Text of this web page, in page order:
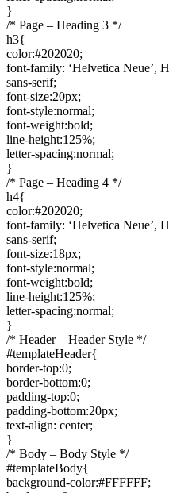
}
/* Page – Heading 3 */
h3{
color:#202020;
font-family: ‘Helvetica Neue’,
sans-serif;
font-size:20px;
font-style:normal;
font-weight:bold;
line-height:125%;
letter-spacing:normal;
}
/* Page – Heading 4 */
h4{
color:#202020;
font-family: ‘Helvetica Neue’,
sans-serif;
font-size:18px;
font-style:normal;
font-weight:bold;
line-height:125%;
letter-spacing:normal;
}
/* Header – Header Style */
#templateHeader{
border-top:0;
border-bottom:0;
padding-top:0;
padding-bottom:20px;
text-align: center;
}
/* Body – Body Style */
#templateBody{
background-color:#FFFFFF;